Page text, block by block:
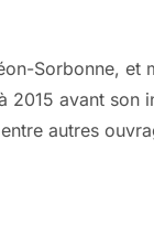
d’une
au point d’avoir
, à ceux d’un parti
la raison et de la
Sorbonne, et
2015 avant son
autres